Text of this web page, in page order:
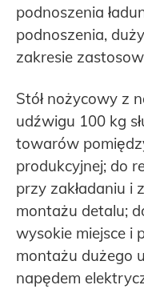
podnoszenia
podnoszenia,
zakresie
Stół nożycowy z
udźwigu 100 kg
towarów
produkcyjnej; do
przy zakładaniu i
montażu detalu;
wysokie miejsce i
montażu dużego
napędem